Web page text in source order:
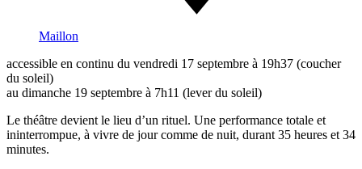
Maillon
accessible en continu du vendredi 17 septembre à 19h37 (coucher
du soleil)
au dimanche 19 septembre à 7h11 (lever du soleil)
Le théâtre devient le lieu d’un rituel. Une performance totale et
ininterrompue, à vivre de jour comme de nuit, durant 35 heures et 34
minutes.